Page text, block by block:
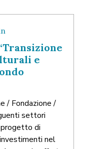
e
/ Fondazione /
settori
di
nel